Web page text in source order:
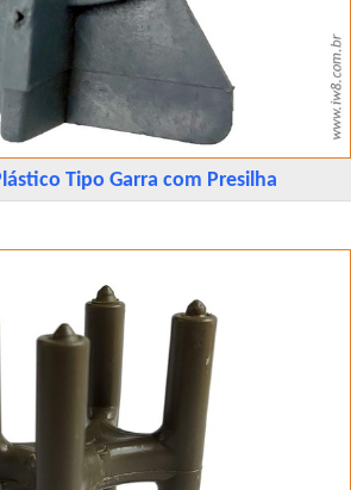
Tipo Garra com Presilha